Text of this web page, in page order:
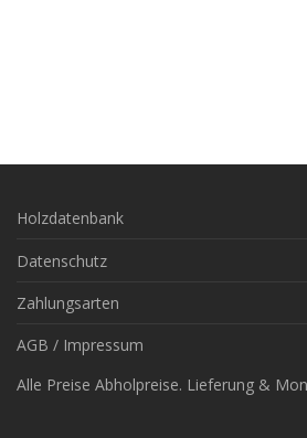
Holzdatenbank
Datenschutz
Zahlungsarten
AGB / Impressum
Alle Preise Abholpreise. Lieferung &